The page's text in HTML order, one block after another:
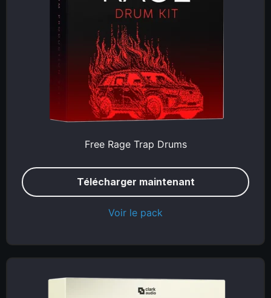
Free Rage Trap Drums
Télécharger maintenant
Voir le pack